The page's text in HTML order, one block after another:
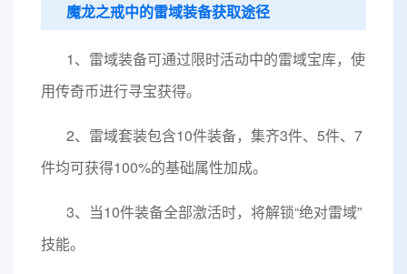
魔龙之戒中的雷域装备获取途径
1、雷域装备可通过限时活动中的雷域宝库，使
用传奇币进行寻宝获得。
2、雷域套装包含10件装备，集齐3件、5件、7
件均可获得100%的基础属性加成。
3、当10件装备全部激活时，将解锁“绝对雷域”
技能。